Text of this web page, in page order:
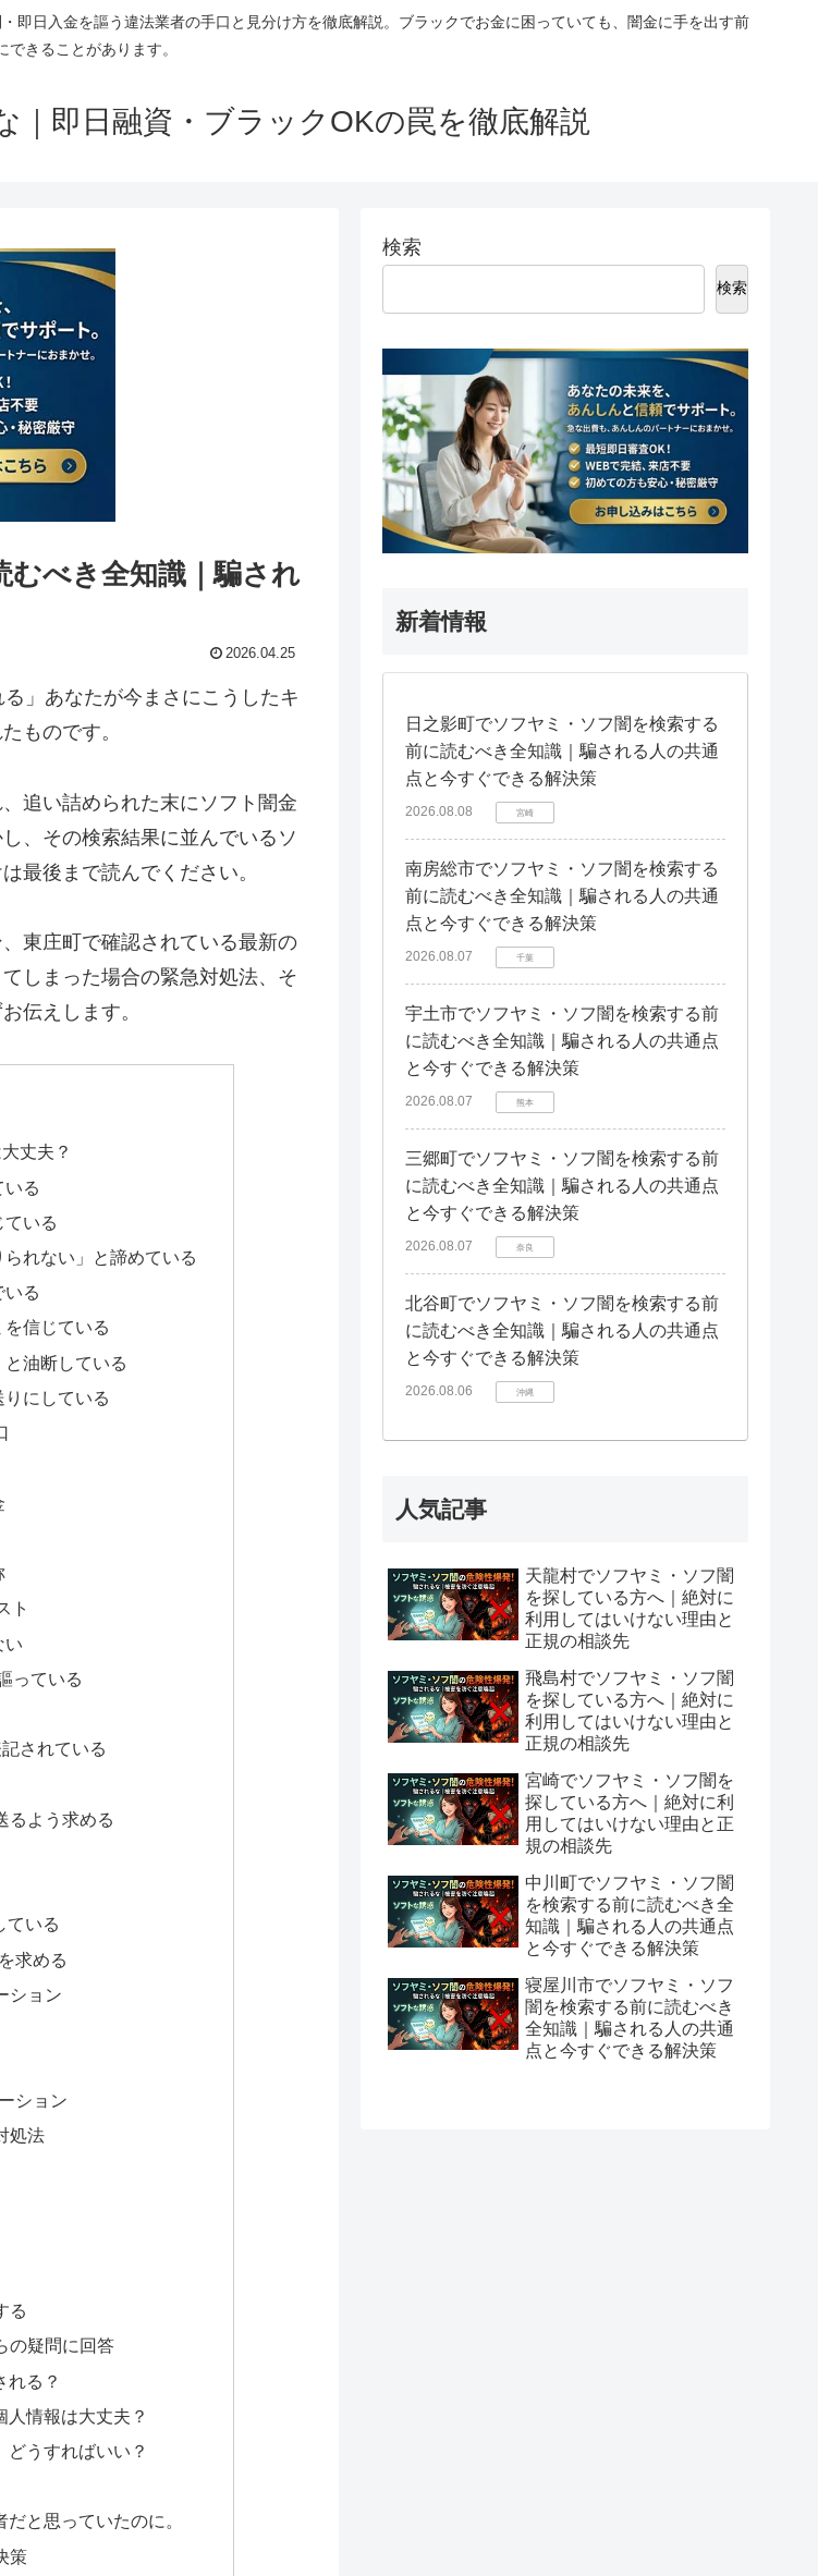
即日入金を謳う違法業者の手口と見分け方を徹底解説。ブラックでお金に困っていても、闇金に手を出す前
できることがあります。
｜即日融資・ブラックOKの罠を徹底解説
べき全知識｜騙され
2026.04.25
」あなたが今まさにこうしたキ
ものです。
追い詰められた末にソフト闇金
、その検索結果に並んでいるソ
最後まで読んでください。
東庄町で確認されている最新の
しまった場合の緊急対処法、そ
伝えします。
丈夫？
る
いる
れない」と諦めている
る
信じている
油断している
にしている
ト
い
っている
されている
るよう求める
ている
求める
ション
ション
処法
る
の疑問に回答
れる？
情報は大丈夫？
うすればいい？
と思っていたのに。
策
検索
検索
新着情報
日之影町でソフヤミ・ソフ闇を検索する
前に読むべき全知識｜騙される人の共通
点と今すぐできる解決策
2026.08.08 宮崎
南房総市でソフヤミ・ソフ闇を検索する
前に読むべき全知識｜騙される人の共通
点と今すぐできる解決策
2026.08.07 千葉
宇土市でソフヤミ・ソフ闇を検索する前
に読むべき全知識｜騙される人の共通点
と今すぐできる解決策
2026.08.07 熊本
三郷町でソフヤミ・ソフ闇を検索する前
に読むべき全知識｜騙される人の共通点
と今すぐできる解決策
2026.08.07 奈良
北谷町でソフヤミ・ソフ闇を検索する前
に読むべき全知識｜騙される人の共通点
と今すぐできる解決策
2026.08.06 沖縄
人気記事
天龍村でソフヤミ・ソフ闇
を探している方へ｜絶対に
利用してはいけない理由と
正規の相談先
飛島村でソフヤミ・ソフ闇
を探している方へ｜絶対に
利用してはいけない理由と
正規の相談先
宮崎でソフヤミ・ソフ闇を
探している方へ｜絶対に利
用してはいけない理由と正
規の相談先
中川町でソフヤミ・ソフ闇
を検索する前に読むべき全
知識｜騙される人の共通点
と今すぐできる解決策
寝屋川市でソフヤミ・ソフ
闇を検索する前に読むべき
全知識｜騙される人の共通
点と今すぐできる解決策